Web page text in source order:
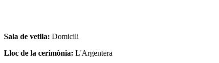
Sala de vetlla: Domicili
Lloc de la cerimònia: L'Argentera